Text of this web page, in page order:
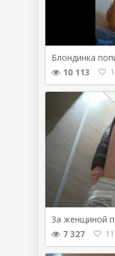
10 113
За женщиной
7 327
11